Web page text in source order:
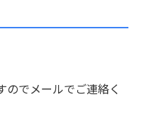
のでメールでご連絡く